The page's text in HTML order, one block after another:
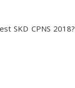
SKD CPNS 2018?